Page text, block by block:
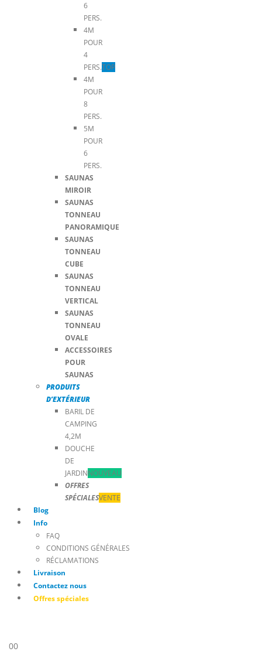
6
PERS.
4M
POUR
4
PERS.TOP
4M
POUR
8
PERS.
5M
POUR
6
PERS.
SAUNAS
MIROIR
SAUNAS
TONNEAU
PANORAMIQUE
SAUNAS
TONNEAU
CUBE
SAUNAS
TONNEAU
VERTICAL
SAUNAS
TONNEAU
OVALE
ACCESSOIRES
POUR
SAUNAS
PRODUITS
D’EXTÉRIEUR
BARIL DE
CAMPING
4,2M
DOUCHE
DE
JARDINNOUVEAU
OFFRES
SPÉCIALESVENTE
Blog
Info
FAQ
CONDITIONS GÉNÉRALES
RÉCLAMATIONS
Livraison
Contactez nous
Offres spéciales
00